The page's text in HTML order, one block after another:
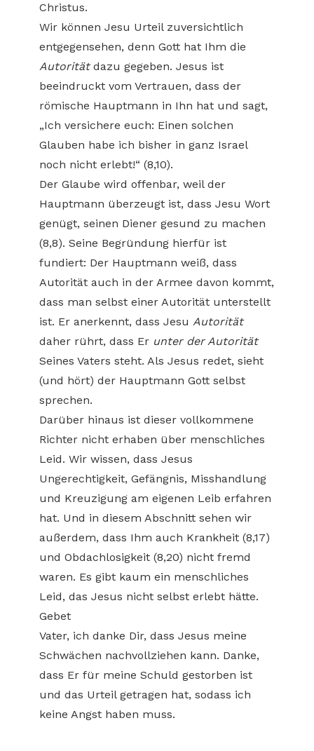
Christus.
Wir können Jesu Urteil zuversichtlich
entgegensehen, denn Gott hat Ihm die
Autoritätdazu gegeben. Jesus ist
beeindruckt vom Vertrauen, dass der
römische Hauptmann in Ihn hat und sagt,
„Ich versichere euch: Einen solchen
Glauben habe ich bisher in ganz Israel
noch nicht erlebt!“ (8,10).
Der Glaube wird offenbar, weil der
Hauptmann überzeugt ist, dass Jesu Wort
genügt, seinen Diener gesund zu machen
(8,8). Seine Begründung hierfür ist
fundiert: Der Hauptmann weiß, dass
Autorität auch in der Armee davon kommt,
dass man selbst einer Autorität unterstellt
ist. Er anerkennt, dass Jesu Autorität
daher rührt, dass Er unter der Autorität
Seines Vaters steht. Als Jesus redet, sieht
(und hört) der Hauptmann Gott selbst
sprechen.
Darüber hinaus ist dieser vollkommene
Richter nicht erhaben über menschliches
Leid. Wir wissen, dass Jesus
Ungerechtigkeit, Gefängnis, Misshandlung
und Kreuzigung am eigenen Leib erfahren
hat. Und in diesem Abschnitt sehen wir
außerdem, dass Ihm auch Krankheit (8,17)
und Obdachlosigkeit (8,20) nicht fremd
waren. Es gibt kaum ein menschliches
Leid, das Jesus nicht selbst erlebt hätte.
Gebet
Vater, ich danke Dir, dass Jesus meine
Schwächen nachvollziehen kann. Danke,
dass Er für meine Schuld gestorben ist
und das Urteil getragen hat, sodass ich
keine Angst haben muss.